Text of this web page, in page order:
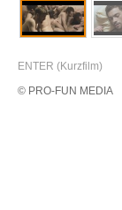
ENTER (Kurzfilm)
© PRO-FUN MEDIA